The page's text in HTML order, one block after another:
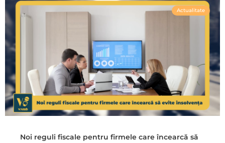
Actualitate
Noi reguli fiscale pentru firmele care încearcă să